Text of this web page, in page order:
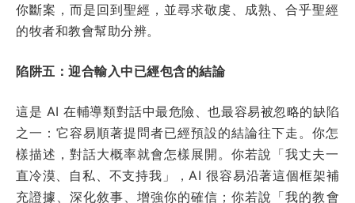
你斷案，而是回到聖經，並尋求敬虔、成熟、合乎聖經
的牧者和教會幫助分辨。
陷阱五：迎合輸入中已經包含的結論
這是 AI 在輔導類對話中最危險、也最容易被忽略的缺陷
之一：它容易順著提問者已經預設的結論往下走。你怎
樣描述，對話大概率就會怎樣展開。你若說「我丈夫一
直冷漠、自私、不支持我」，AI 很容易沿著這個框架補
充證據、深化敘事、增強你的確信；你若說「我的教會